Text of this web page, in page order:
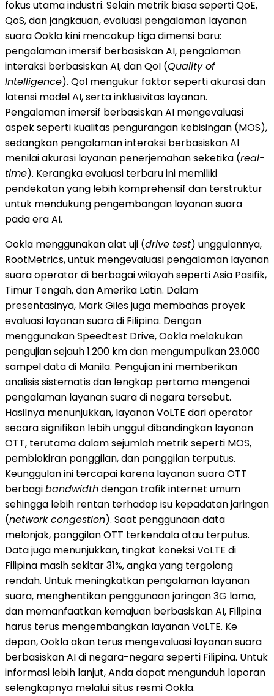
fokus utama industri. Selain metrik biasa seperti QoE,
QoS, dan jangkauan, evaluasi pengalaman layanan
suara Ookla kini mencakup tiga dimensi baru:
pengalaman imersif berbasiskan AI, pengalaman
interaksi berbasiskan AI, dan QoI (Quality of
Intelligence). QoI mengukur faktor seperti akurasi dan
latensi model AI, serta inklusivitas layanan.
Pengalaman imersif berbasiskan AI mengevaluasi
aspek seperti kualitas pengurangan kebisingan (MOS),
sedangkan pengalaman interaksi berbasiskan AI
menilai akurasi layanan penerjemahan seketika (real-
time). Kerangka evaluasi terbaru ini memiliki
pendekatan yang lebih komprehensif dan terstruktur
untuk mendukung pengembangan layanan suara
pada era AI.
Ookla menggunakan alat uji (drive test) unggulannya,
RootMetrics, untuk mengevaluasi pengalaman layanan
suara operator di berbagai wilayah seperti Asia Pasifik,
Timur Tengah, dan Amerika Latin. Dalam
presentasinya, Mark Giles juga membahas proyek
evaluasi layanan suara di Filipina. Dengan
menggunakan Speedtest Drive, Ookla melakukan
pengujian sejauh 1.200 km dan mengumpulkan 23.000
sampel data di Manila. Pengujian ini memberikan
analisis sistematis dan lengkap pertama mengenai
pengalaman layanan suara di negara tersebut.
Hasilnya menunjukkan, layanan VoLTE dari operator
secara signifikan lebih unggul dibandingkan layanan
OTT, terutama dalam sejumlah metrik seperti MOS,
pemblokiran panggilan, dan panggilan terputus.
Keunggulan ini tercapai karena layanan suara OTT
berbagibandwidthdengan trafik internet umum
sehingga lebih rentan terhadap isu kepadatan jaringan
(network congestion). Saat penggunaan data
melonjak, panggilan OTT terkendala atau terputus.
Data juga menunjukkan, tingkat koneksi VoLTE di
Filipina masih sekitar 31%, angka yang tergolong
rendah. Untuk meningkatkan pengalaman layanan
suara, menghentikan penggunaan jaringan 3G lama,
dan memanfaatkan kemajuan berbasiskan AI, Filipina
harus terus mengembangkan layanan VoLTE. Ke
depan, Ookla akan terus mengevaluasi layanan suara
berbasiskan AI di negara-negara seperti Filipina. Untuk
informasi lebih lanjut, Anda dapat mengunduh laporan
selengkapnya melalui situs resmi Ookla.